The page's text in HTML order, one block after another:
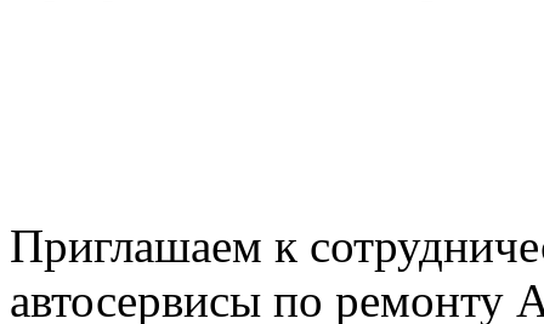
Приглашаем к
автосервисы по